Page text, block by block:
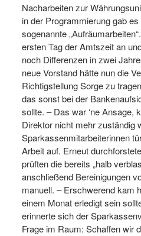
Nacharbeiten zur
in der Programmierung gab
sogenannte
ersten Tag der Amtszeit an
noch Differenzen in zwei
neue Vorstand hätte nun die
Richtigstellung Sorge zu
das sonst bei der
sollte. – Das war ‘ne Ansage,
Direktor nicht mehr zuständig
Sparkassenmitarbeiterinnen
Arbeit auf. Erneut
prüften die bereits „halb
anschließend Bereinigungen
manuell. – Erschwerend kam
einem Monat erledigt sein
erinnerte sich der
Frage im Raum: Schaffen wir